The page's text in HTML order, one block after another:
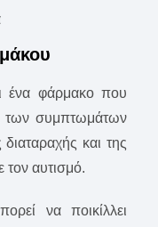
ένα φάρμακο που
των συμπτωμάτων
διαταραχής και της
τον αυτισμό.
να ποικίλλει